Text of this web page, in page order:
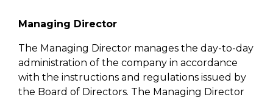
Managing Director
The Managing Director manages the day-to-day
administration of the company in accordance
with the instructions and regulations issued by
the Board of Directors. The Managing Director